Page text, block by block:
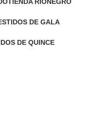
DE GALA
DE QUINCE